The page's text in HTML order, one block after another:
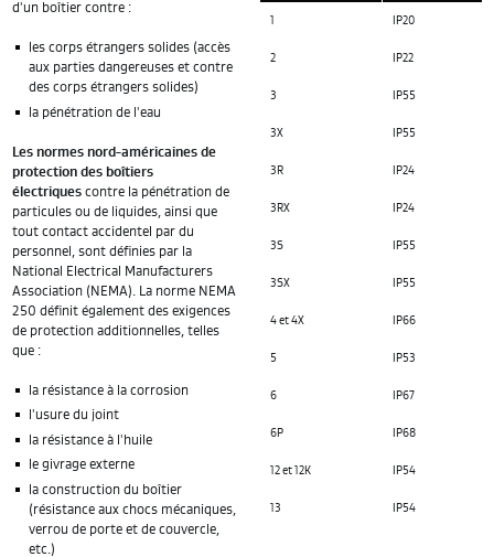
d'un boîtier contre :
les corps étrangers solides (accès
aux parties dangereuses et contre
des corps étrangers solides)
la pénétration de l'eau
Les normes nord-américaines de
protection des boîtiers
électriquescontre la pénétration de
particules ou de liquides, ainsi que
tout contact accidentel par du
personnel, sont définies par la
National Electrical Manufacturers
Association (NEMA). La norme NEMA
250 définit également des exigences
de protection additionnelles, telles
que :
la résistance à la corrosion
l'usure du joint
la résistance à l'huile
le givrage externe
la construction du boîtier
(résistance aux chocs mécaniques,
verrou de porte et de couvercle,
etc.)
IP20
2 IP22
3 IP55
3X IP55
3R IP24
3RX IP24
3S IP55
3SX IP55
4 et 4X IP66
5 IP53
6 IP67
6P IP68
12 et 12K IP54
13 IP54